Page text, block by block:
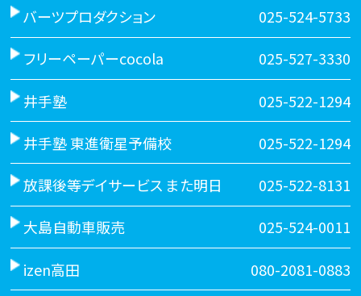
バーツプロダクション 025-524-5733
フリーペーパーcocola 025-527-3330
井手塾 025-522-1294
井手塾 東進衛星予備校 025-522-1294
放課後等デイサービス また明日 025-522-8131
大島自動車販売 025-524-0011
izen高田 080-2081-0883